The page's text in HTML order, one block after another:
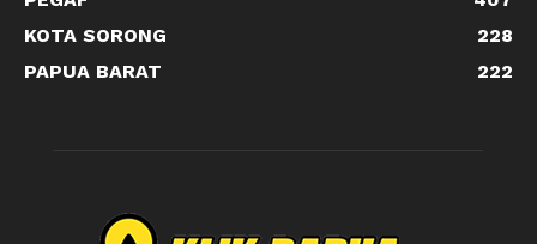
KOTA SORONG
228
PAPUA BARAT
222